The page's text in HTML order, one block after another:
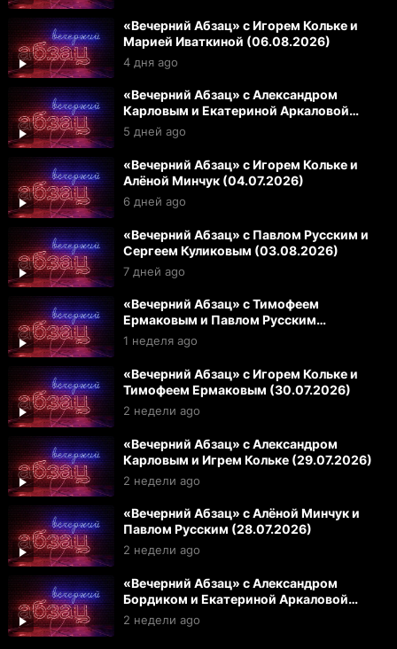
«Вечерний Абзац» с Игорем Кольке и
Марией Иваткиной (06.08.2026)
4 дня ago
«Вечерний Абзац» с Александром
Карловым и Екатериной Аркаловой
(05.08.2026)
5 дней ago
«Вечерний Абзац» с Игорем Кольке и
Алёной Минчук (04.07.2026)
6 дней ago
«Вечерний Абзац» с Павлом Русским и
Сергеем Куликовым (03.08.2026)
7 дней ago
«Вечерний Абзац» с Тимофеем
Ермаковым и Павлом Русским
(31.07.2026)
1 неделя ago
«Вечерний Абзац» с Игорем Кольке и
Тимофеем Ермаковым (30.07.2026)
2 недели ago
«Вечерний Абзац» с Александром
Карловым и Игрем Кольке (29.07.2026)
2 недели ago
«Вечерний Абзац» с Алёной Минчук и
Павлом Русским (28.07.2026)
2 недели ago
«Вечерний Абзац» с Александром
Бордиком и Екатериной Аркаловой
(27.07.2026)
2 недели ago